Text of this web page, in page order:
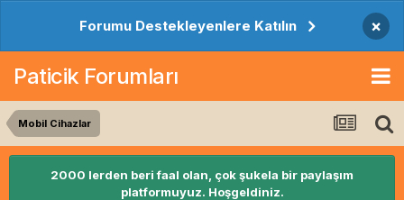
Forumu Destekleyenlere Katılın ×
Paticik Forumları
Mobil Cihazlar
2000 lerden beri faal olan, çok şukela bir paylaşım
platformuyuz. Hoşgeldiniz.